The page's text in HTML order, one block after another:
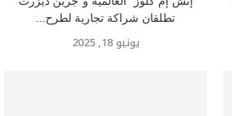
تطلقان شراكة تجارية لطرح...
يونيو 18, 2025